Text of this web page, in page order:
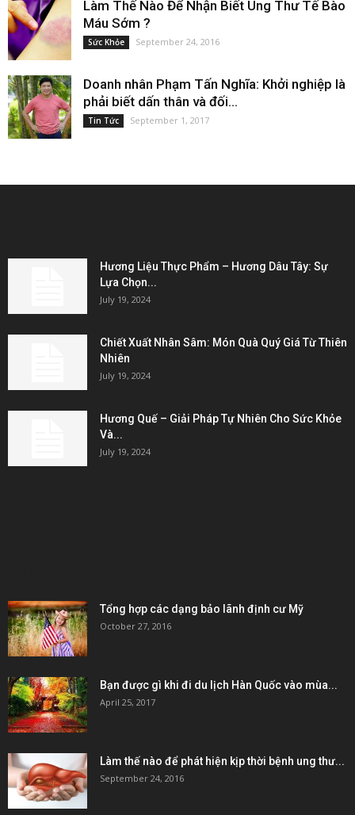
Làm Thế Nào Để Nhận Biết Ung Thư Tế Bào
Máu Sớm ?
Sức Khỏe September 24, 2016
Doanh nhân Phạm Tấn Nghĩa: Khởi nghiệp là
phải biết dấn thân và đối...
Tin Tức September 1, 2017
Hương Liệu Thực Phẩm – Hương Dâu Tây: Sự
Lựa Chọn...
July 19, 2024
Chiết Xuất Nhân Sâm: Món Quà Quý Giá Từ Thiên
Nhiên
July 19, 2024
Hương Quế – Giải Pháp Tự Nhiên Cho Sức Khỏe
Và...
July 19, 2024
Tổng hợp các dạng bảo lãnh định cư Mỹ
October 27, 2016
Bạn được gì khi đi du lịch Hàn Quốc vào mùa...
April 25, 2017
Làm thế nào để phát hiện kịp thời bệnh ung thư...
September 24, 2016